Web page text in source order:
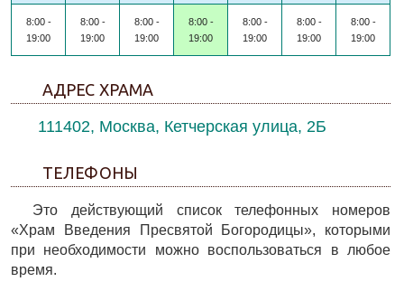
8:00 -
19:00
8:00 -
19:00
8:00 -
19:00
8:00 -
19:00
8:00 -
19:00
8:00 -
19:00
8:00 -
19:00
АДРЕС ХРАМА
111402, Москва, Кетчерская улица, 2Б
ТЕЛЕФОНЫ
Это действующий список телефонных номеров
«Храм Введения Пресвятой Богородицы», которыми
при необходимости можно воспользоваться в любое
время.